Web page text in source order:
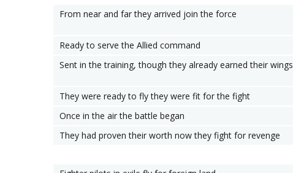
From near and far they arrived join the force
Ready to serve the Allied command
Sent in the training, though they already earned their wings
They were ready to fly they were fit for the fight
Once in the air the battle began
They had proven their worth now they fight for revenge